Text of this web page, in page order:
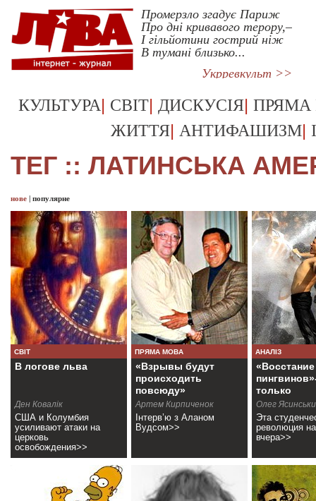
Промерзло згадує Париж
Про дні кривавого терору,–
І гільйотини гострий ніж
В тумані близько...
Укрревкульт >>
КУЛЬТУРА| СВІТ| ДИСКУСІЯ| ПРЯМА
ЖИТТЯ| АНТИФАШИЗМ|
ТЕГ :: ЛАТИНСЬКА
нове | популярне
СВІТ
В логове льва
Ден Ковалік
США и Колумбия
усиливают атаки на
церковь
освобождения>>
ПРЯМА МОВА
«Взрывы будут
происходить
повсюду»
Артем Кирпиченок
Інтерв’ю з Аланом
Вудсом>>
АНАЛІЗ
«Восстание
только
Олег
Эта
революция
вчера>>